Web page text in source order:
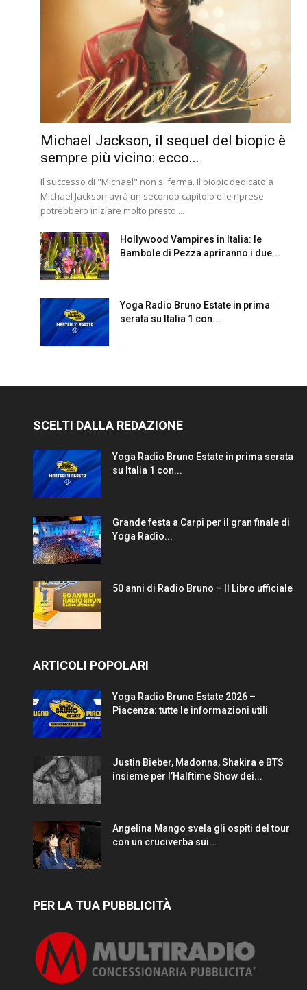
Michael Jackson, il sequel del biopic è
sempre più vicino: ecco...
Il successo di "Michael" non si ferma. Il biopic dedicato a
Michael Jackson avrà un secondo capitolo e le riprese
potrebbero iniziare molto presto....
Hollywood Vampires in Italia: le
Bambole di Pezza apriranno i due...
Yoga Radio Bruno Estate in prima
serata su Italia 1 con...
SCELTI DALLA REDAZIONE
Yoga Radio Bruno Estate in prima serata
su Italia 1 con...
Grande festa a Carpi per il gran finale di
Yoga Radio...
50 anni di Radio Bruno – Il Libro ufficiale
ARTICOLI POPOLARI
Yoga Radio Bruno Estate 2026 –
Piacenza: tutte le informazioni utili
Justin Bieber, Madonna, Shakira e BTS
insieme per l’Halftime Show dei...
Angelina Mango svela gli ospiti del tour
con un cruciverba sui...
PER LA TUA PUBBLICITÀ